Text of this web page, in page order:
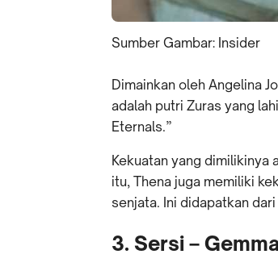
Sumber Gambar: Insider
Dimainkan oleh Angelina
adalah putri Zuras yang
Eternals.”
Kekuatan yang dimilikinya
itu, Thena juga memiliki
senjata. Ini didapatkan
3. Sersi –